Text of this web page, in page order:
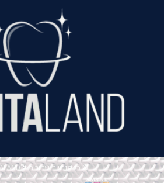
© כל הזכויות שמורות ל"DENTLALAND"